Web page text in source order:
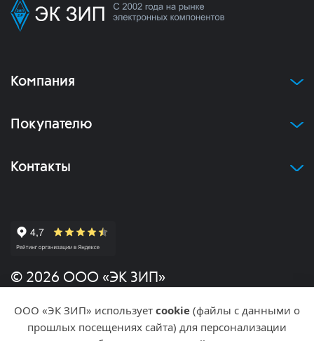
Компания
Покупателю
Контакты
© 2026 ООО «ЭК ЗИП»
Политика конфиденциальности
ООО «ЭК ЗИП» использует cookie (файлы с данными о
прошлых посещениях сайта) для персонализации